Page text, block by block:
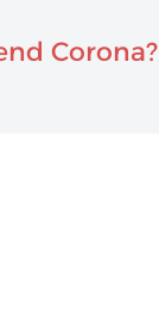
Corona?